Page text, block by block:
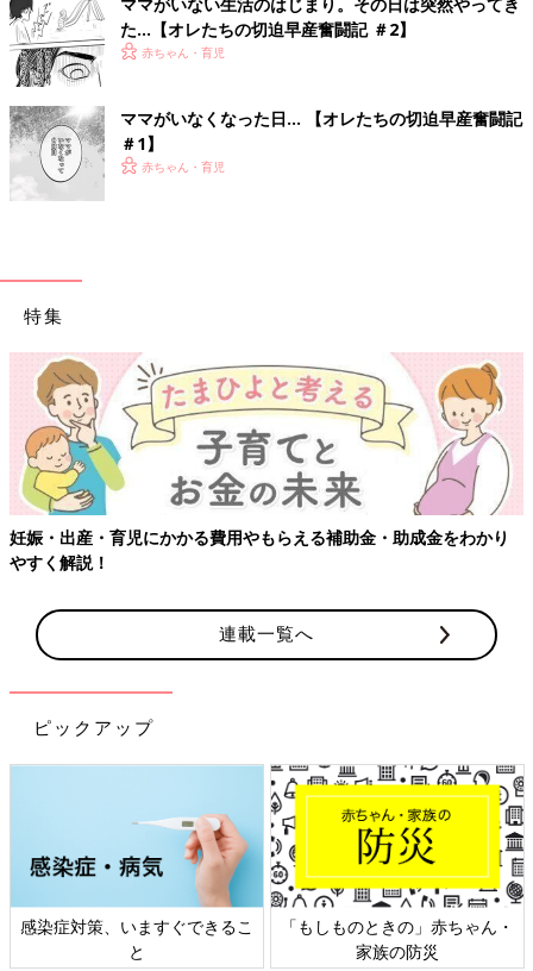
た…【オレたちの切迫早産奮闘記 ＃2】
赤ちゃん・育児
ママがいなくなった日… 【オレたちの切迫早産奮闘記
＃1】
赤ちゃん・育児
特集
妊娠・出産・育児にかかる費用やもらえる補助金・助成金をわかり
やすく解説！
連載一覧へ
ピックアップ
感染症対策、いますぐできるこ
と
「もしものときの」赤ちゃん・
家族の防災